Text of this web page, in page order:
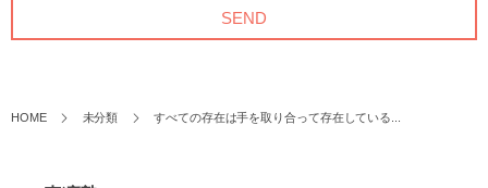
HOME 未分類 すべての存在は手を取り合って存在している...